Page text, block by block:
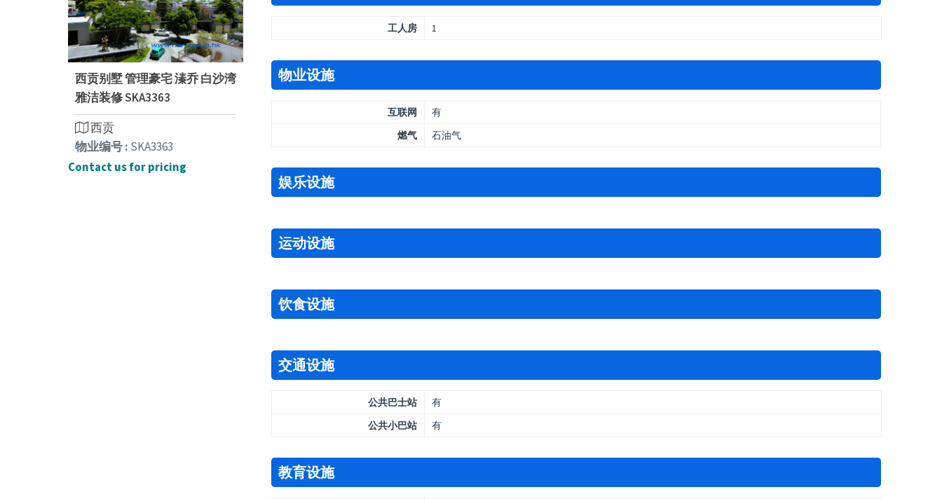
工人房 1
物业设施
互联网
有
燃气
石油气
娱乐设施
运动设施
饮食设施
交通设施
公共巴士站
有
公共小巴站
有
教育设施
西贡别墅 管理豪宅 溱乔 白沙湾
雅洁装修 SKA3363
西贡
物业编号 : SKA3363
Contact us for pricing